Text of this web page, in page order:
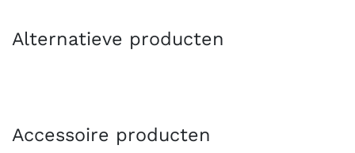
Alternatieve producten
Accessoire producten